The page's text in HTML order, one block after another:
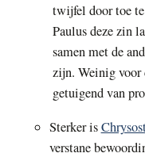
twijfel door toe
Paulus deze zin
samen met de
zijn. Weinig voor
getuigend van
Sterker is
verstane